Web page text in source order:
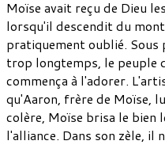
Moïse avait reçu de Dieu
lorsqu'il descendit du
pratiquement oublié.
trop longtemps, le peuple
commença à l'adorer.
qu'Aaron, frère de Moïse,
colère, Moïse brisa le bien
l'alliance. Dans son zèle, il